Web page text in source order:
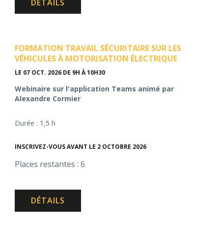
DÉTAILS
FORMATION TRAVAIL SÉCURITAIRE SUR LES
VÉHICULES À MOTORISATION ÉLECTRIQUE
LE 07 OCT. 2026 DE 9H À 10H30
Webinaire sur l'application Teams animé par
Alexandre Cormier
Durée : 1,5 h
INSCRIVEZ-VOUS AVANT LE 2 OCTOBRE 2026
Places restantes : 6
DÉTAILS